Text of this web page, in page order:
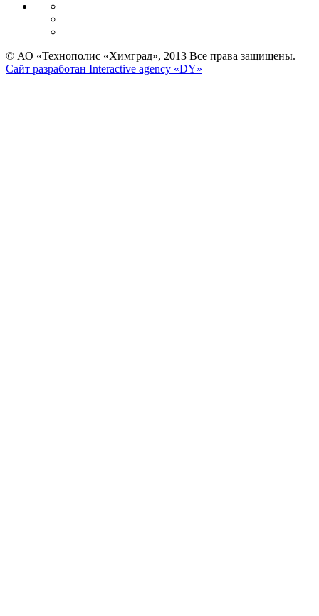
© АО «Технополис «Химград», 2013 Все права защищены.
Сайт разработан Interactive agency «DY»